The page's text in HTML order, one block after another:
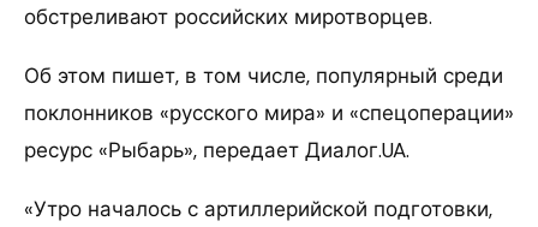
обстреливают российских миротворцев.
Об этом пишет, в том числе, популярный среди
поклонников «русского мира» и «спецоперации»
ресурс «Рыбарь», передает Диалог.UA.
«Утро началось с артиллерийской подготовки,